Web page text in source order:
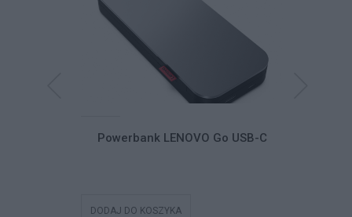
Powerbank LENOVO Go USB-C
DODAJ DO KOSZYKA